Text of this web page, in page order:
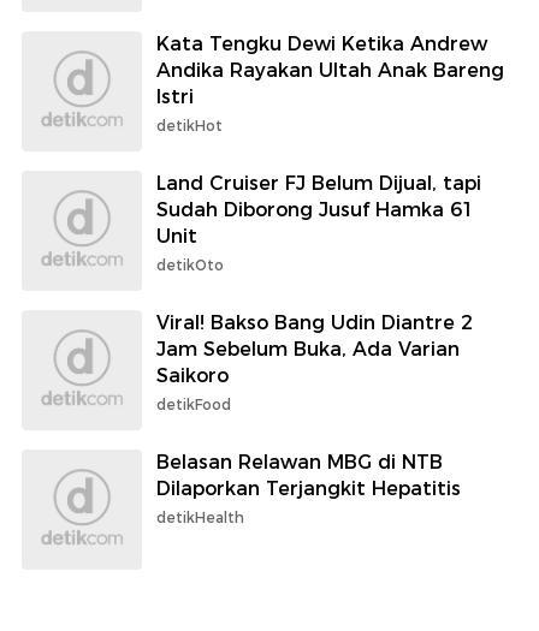
Kata Tengku Dewi Ketika Andrew
Andika Rayakan Ultah Anak Bareng
Istri
detikHot
Land Cruiser FJ Belum Dijual, tapi
Sudah Diborong Jusuf Hamka 61
Unit
detikOto
Viral! Bakso Bang Udin Diantre 2
Jam Sebelum Buka, Ada Varian
Saikoro
detikFood
Belasan Relawan MBG di NTB
Dilaporkan Terjangkit Hepatitis
detikHealth